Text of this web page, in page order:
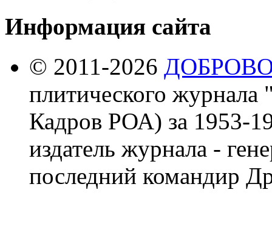
Информация сайта
© 2011-2026
плитического
Кадров РОА) за 1953-
издатель журнала -
последний командир